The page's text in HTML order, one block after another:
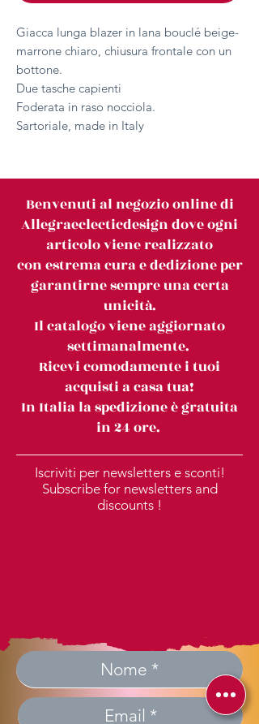
Giacca lunga blazer in lana bouclé beige-
marrone chiaro, chiusura frontale con un
bottone.
Due tasche capienti
Foderata in raso nocciola.
Sartoriale, made in Italy
Benvenuti al negozio online di
Allegraeclecticdesign dove ogni
articolo viene realizzato
con estrema cura e dedizione per
garantirne sempre una certa
unicità.
Il catalogo viene aggiornato
settimanalmente.
Ricevi comodamente i tuoi
acquisti a casa tua!
In Italia la spedizione è gratuita
in 24 ore.
Iscriviti per newsletters e sconti!
Subscribe for newsletters and
discounts !